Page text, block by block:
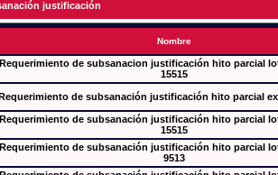
justificación
Nombre
de subsanacion justificación hito parcial
15515
de subsanación justificación hito parcial
de subsanación justificación hito parcial
15515
de subsanación justificación hito parcial
9513